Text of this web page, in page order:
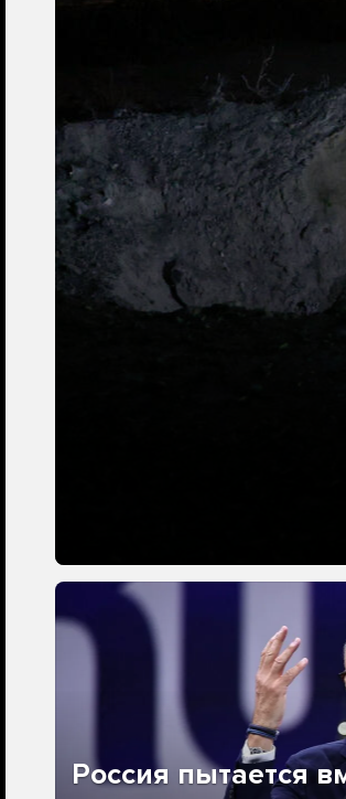
Россия пытается